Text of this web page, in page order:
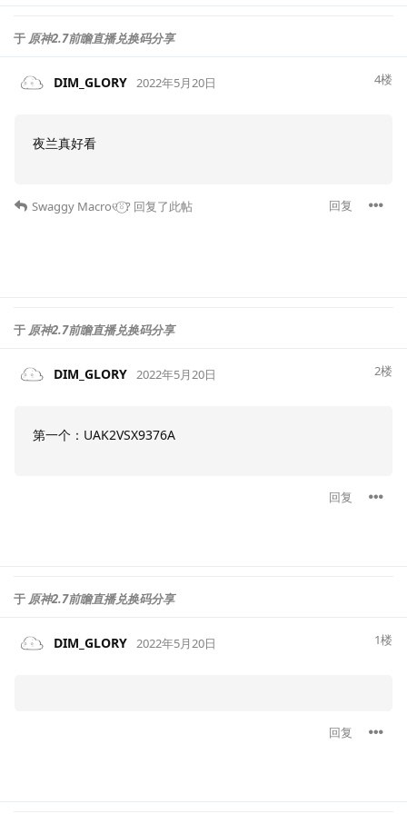
于 原神2.7前瞻直播兑换码分享
DIM_GLORY 2022年5月20日 4楼
夜兰真好看
回复
Swaggy Macro୧⍤⃝? 回复了此帖
于 原神2.7前瞻直播兑换码分享
DIM_GLORY 2022年5月20日 2楼
第一个：UAK2VSX9376A
回复
于 原神2.7前瞻直播兑换码分享
DIM_GLORY 2022年5月20日 1楼
回复